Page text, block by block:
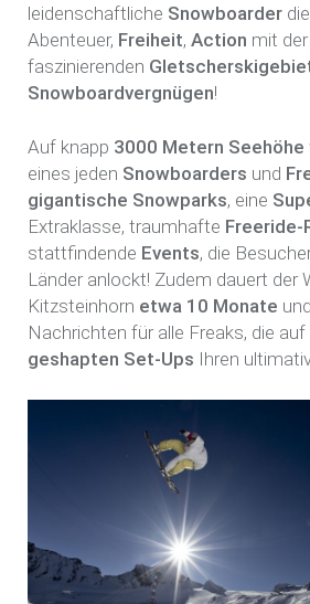
leidenschaftliche Snowboarder
Abenteuer, Freiheit, Action mit
faszinierenden
Snowboardvergnügen!
Auf knapp 3000 Metern Seehöhe
eines jeden Snowboarders und
gigantische Snowparks, eine
Extraklasse, traumhafte Freeride-
stattfindende Events, die
Länder anlockt! Zudem dauert der
Kitzsteinhorn etwa 10 Monate
Nachrichten für alle Freaks, die auf
geshapten Set-Ups Ihren